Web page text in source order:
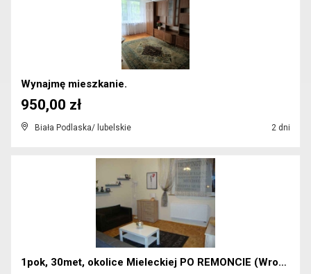
Wynajmę mieszkanie.
Biała Podlaska/ lubelskie 2 dni
950,00 zł
1pok, 30met, okolice Mieleckiej PO REMONCIE (Wrocł...